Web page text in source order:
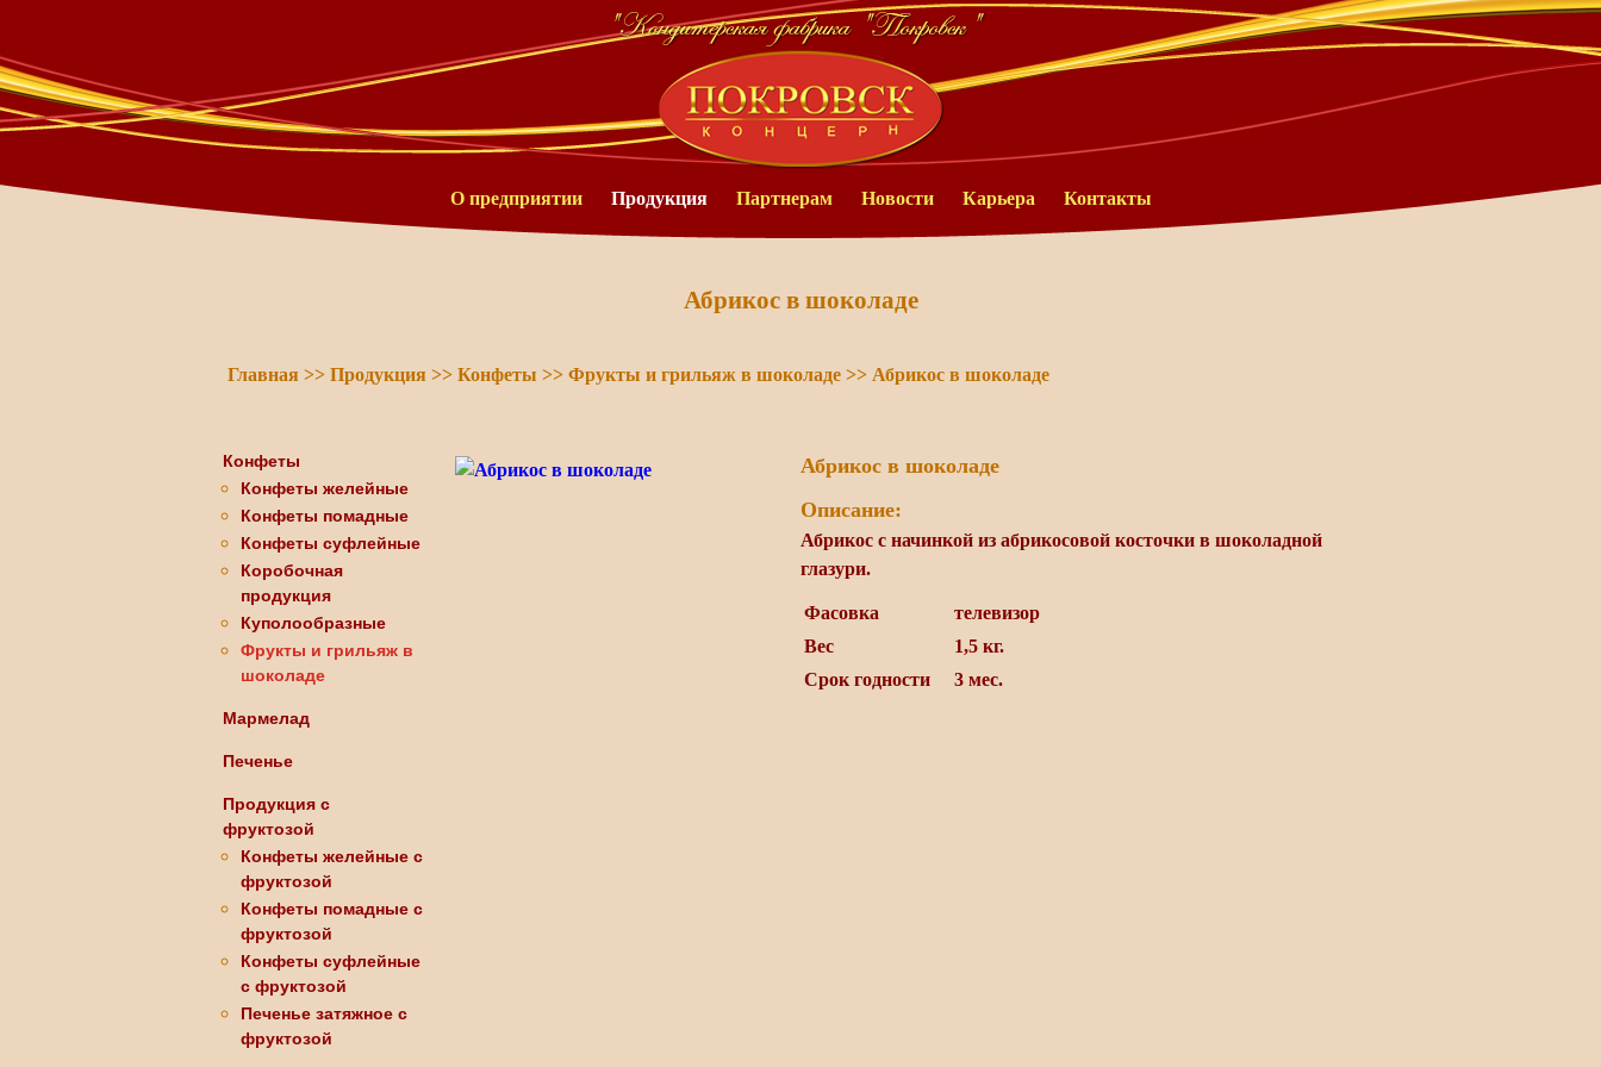
О предприятии Продукция Партнерам Новости Карьера Контакты
Главная >> Продукция >> Конфеты >> Фрукты и грильяж в шоколаде >> Абрикос в шоколаде
Конфеты
Конфеты желейные
Конфеты помадные
Конфеты суфлейные
Коробочная
продукция
Куполообразные
Фрукты и грильяж в
шоколаде
Мармелад
Печенье
Продукция с
фруктозой
Конфеты желейные с
фруктозой
Конфеты помадные с
фруктозой
Конфеты суфлейные
с фруктозой
Печенье затяжное с
фруктозой
Абрикос в шоколаде
Абрикос в шоколаде
Описание:
Абрикос с начинкой из абрикосовой косточки в шоколадной
глазури.
Фасовка
телевизор
Вес
1,5 кг.
Срок годности
3 мес.